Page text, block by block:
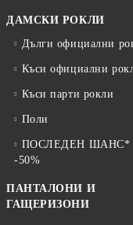
ДАМСКИ РОКЛИ
Дълги официални
Къси официални
Къси парти рокли
Поли
ПОСЛЕДЕН ШАНС*
-50%
ПАНТАЛОНИ И
ГАЩЕРИЗОНИ